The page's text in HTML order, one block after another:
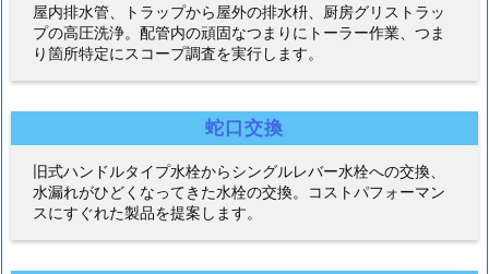
屋内排水管、トラップから屋外の排水枡、厨房グリストラッ
プの高圧洗浄。配管内の頑固なつまりにトーラー作業、つま
り箇所特定にスコープ調査を実行します。
蛇口交換
旧式ハンドルタイプ水栓からシングルレバー水栓への交換、
水漏れがひどくなってきた水栓の交換。コストパフォーマン
スにすぐれた製品を提案します。